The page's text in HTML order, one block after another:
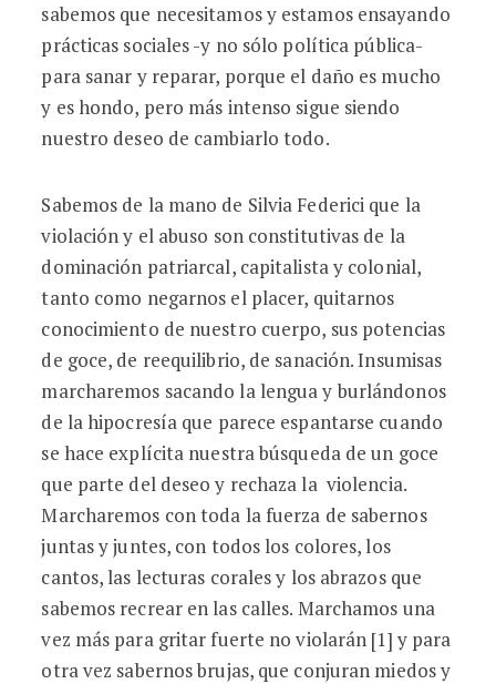
sabemos que necesitamos y estamos ensayando
prácticas sociales -y no sólo política pública-
para sanar y reparar, porque el daño es mucho
y es hondo, pero más intenso sigue siendo
nuestro deseo de cambiarlo todo.
Sabemos de la mano de Silvia Federici que la
violación y el abuso son constitutivas de la
dominación patriarcal, capitalista y colonial,
tanto como negarnos el placer, quitarnos
conocimiento de nuestro cuerpo, sus potencias
de goce, de reequilibrio, de sanación. Insumisas
marcharemos sacando la lengua y burlándonos
de la hipocresía que parece espantarse cuando
se hace explícita nuestra búsqueda de un goce
que parte del deseo y rechaza la violencia.
Marcharemos con toda la fuerza de sabernos
juntas y juntes, con todos los colores, los
cantos, las lecturas corales y los abrazos que
sabemos recrear en las calles. Marchamos una
vez más para gritar fuerte no violarán [1] y para
otra vez sabernos brujas, que conjuran miedos y